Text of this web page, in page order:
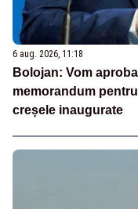
6 aug. 2026, 11:18
Bolojan: Vom
memorandum
creșele inaugurate